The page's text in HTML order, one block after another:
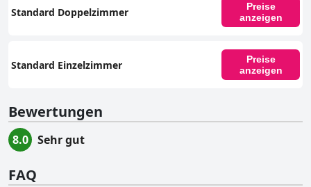
Standard Doppelzimmer
Preise
anzeigen
Standard Einzelzimmer
Preise
anzeigen
Bewertungen
8.0 Sehr gut
FAQ